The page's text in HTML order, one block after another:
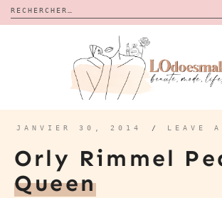
Rechercher :
CALENDRIERS DE L’AVENT
BON PLAN
À PROPOS
CONTACT
JANVIER 30, 2014 / LEAVE A
Orly Rimmel
Queen